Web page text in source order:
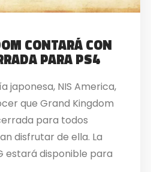
CONTARÁ CON
PARA PS4
japonesa, NIS America,
que Grand Kingdom
para todos
disfrutar de ella. La
estará disponible para